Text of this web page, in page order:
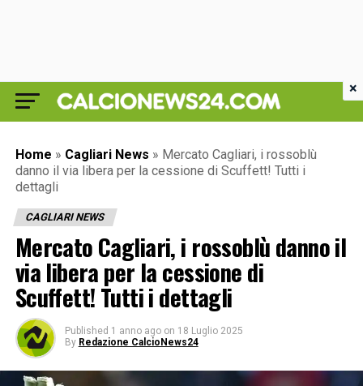
Home » Cagliari News » Mercato Cagliari, i rossoblù
danno il via libera per la cessione di Scuffett! Tutti i
dettagli
CAGLIARI NEWS
Mercato Cagliari, i rossoblù danno il
via libera per la cessione di
Scuffett! Tutti i dettagli
Published 1 anno ago on 18 Luglio 2025
By Redazione CalcioNews24
×